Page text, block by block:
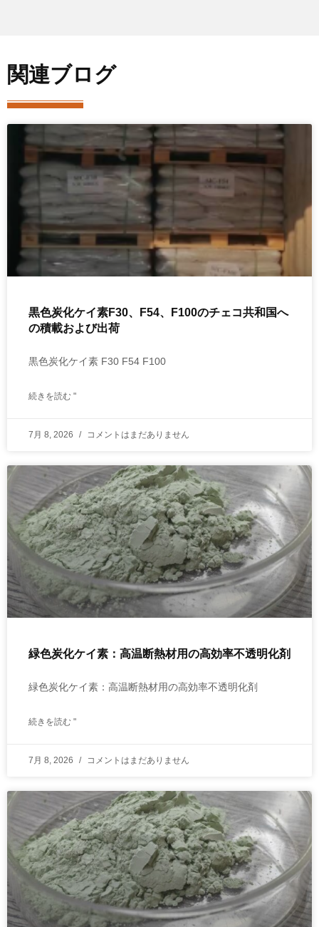
関連ブログ
黒色炭化ケイ素F30、F54、F100のチェコ共和国へ
の積載および出荷
黒色炭化ケイ素 F30 F54 F100
続きを読む "
7月 8, 2026 コメントはまだありません
緑色炭化ケイ素：高温断熱材用の高効率不透明化剤
緑色炭化ケイ素：高温断熱材用の高効率不透明化剤
続きを読む "
7月 8, 2026 コメントはまだありません